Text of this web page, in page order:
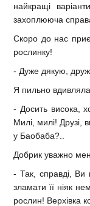
найкращі
захоплююча
Скоро до нас
рослинку!
- Дуже дякую,
Я пильно
- Досить висока,
Милі, милі! Друзі,
у Баобаба?..
Добрик уважно
- Так, справді, Ви
зламати її ніяк
рослин! Верхівка